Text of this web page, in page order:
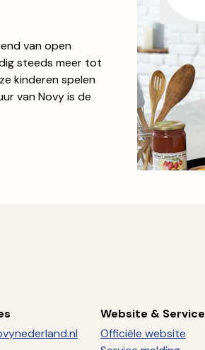
van open
steeds meer tot
kinderen spelen
van Novy is de
Website & Service
Officiële website